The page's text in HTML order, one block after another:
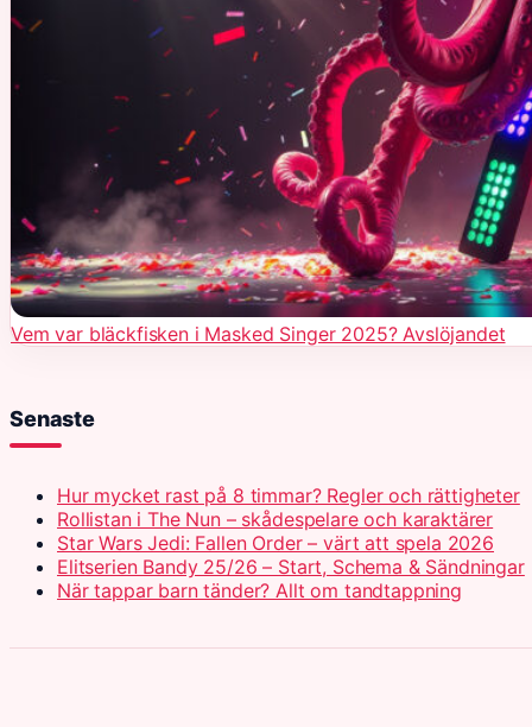
Vem var bläckfisken i Masked Singer 2025? Avslöjandet
Senaste
Hur mycket rast på 8 timmar? Regler och rättigheter
Rollistan i The Nun – skådespelare och karaktärer
Star Wars Jedi: Fallen Order – värt att spela 2026
Elitserien Bandy 25/26 – Start, Schema & Sändningar
När tappar barn tänder? Allt om tandtappning